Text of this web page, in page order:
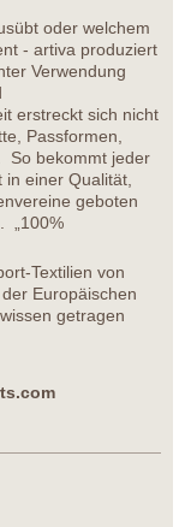
oder welchem
- artiva produziert
Verwendung
erstreckt sich nicht
Passformen,
So bekommt jeder
in einer Qualität,
geboten
„100%
Textilien von
Europäischen
getragen